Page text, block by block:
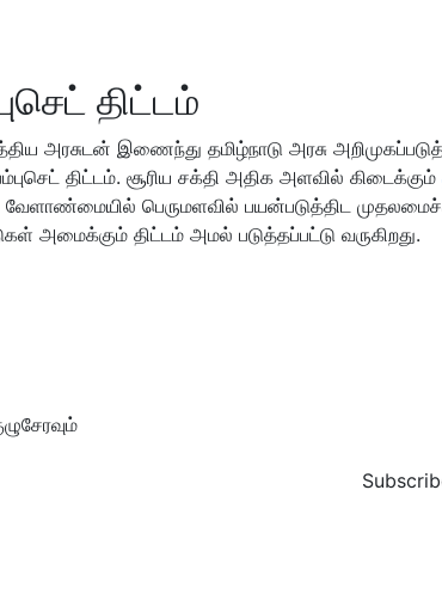
திட்டம்
அரசுடன் இணைந்து தமிழ்நாடு அரசு
திட்டம். சூரிய சக்தி அதிக அளவில் கிடைக்கும்
பெருமளவில் பயன்படுத்திட
அமைக்கும் திட்டம் அமல் படுத்தப்பட்டு வருகிறது.